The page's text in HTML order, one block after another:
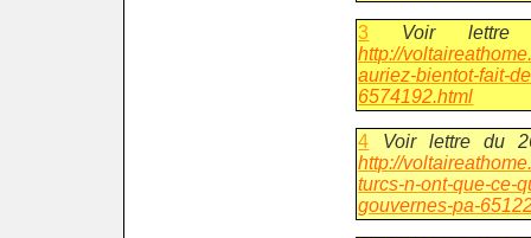
3 Voir
http://
auriez-bientot-fait-
6574192.html
4
Voir lettre du
http://
turcs-n-ont-que-ce-
gouvernes-pa-